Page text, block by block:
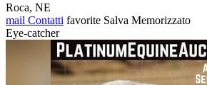
Roca, NE
mail Contatti favorite Salva Memorizzato
Eye-catcher